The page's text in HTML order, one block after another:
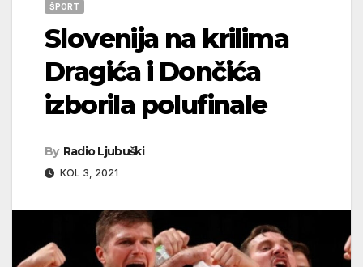
ŠPORT
Slovenija na krilima
Dragića i Dončića
izborila polufinale
By Radio Ljubuški
KOL 3, 2021